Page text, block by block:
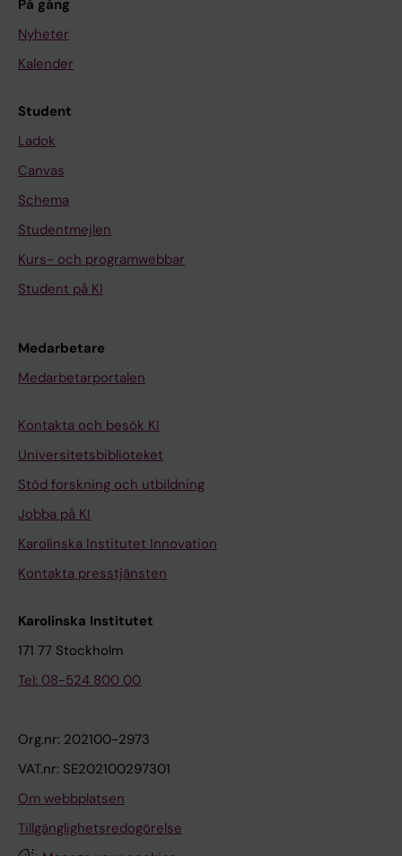
På gång
Nyheter
Kalender
Student
Ladok
Canvas
Schema
Studentmejlen
Kurs- och programwebbar
Student på KI
Medarbetare
Medarbetarportalen
Kontakta och besök KI
Universitetsbiblioteket
Stöd forskning och utbildning
Jobba på KI
Karolinska Institutet Innovation
Kontakta presstjänsten
Karolinska Institutet
171 77 Stockholm
Tel: 08-524 800 00
Org.nr: 202100-2973
VAT.nr: SE202100297301
Om webbplatsen
Tillgänglighetsredogörelse